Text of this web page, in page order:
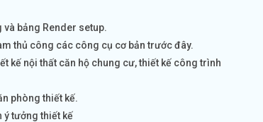
bảng Render setup.
thủ công các công cụ cơ bản trước đây.
kế nội thất căn hộ chung cư, thiết kế công trình
phòng thiết kế.
ý tưởng thiết kế